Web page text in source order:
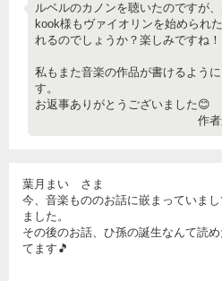
ルベルのカノンを聴いたのですが
kook様もヴァイオリンを始められ
れるのでしょうか？楽しみですね！
私もまた音楽の作品が書けるよう
す。
お返事ありがとうございました😊
作
葉月まい さま
今、音楽もののお話に嵌まっていま
ました。
その後のお話、ひ孫の誕生なんて読
てます🎵